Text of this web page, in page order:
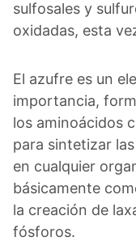
sulfosales y
oxidadas, esta
El azufre es un
importancia,
los aminoácidos
para sintetizar
en cualquier
básicamente
la creación de
fósforos.